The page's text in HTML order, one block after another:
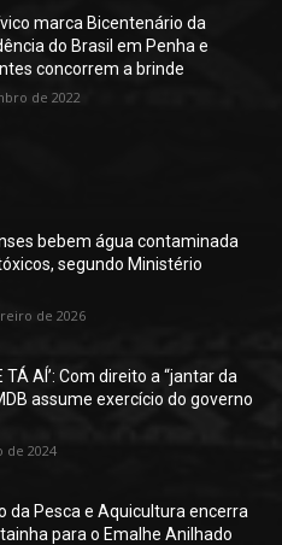
marca Bicentenário da
do Brasil em Penha e
concorrem a brinde
de 2022
bebem água contaminada
segundo Ministério
de 2026
TÁ AÍ’: Com direito a “jantar da
assume exercício do governo
de 2024
da Pesca e Aquicultura encerra
para o Emalhe Anilhado